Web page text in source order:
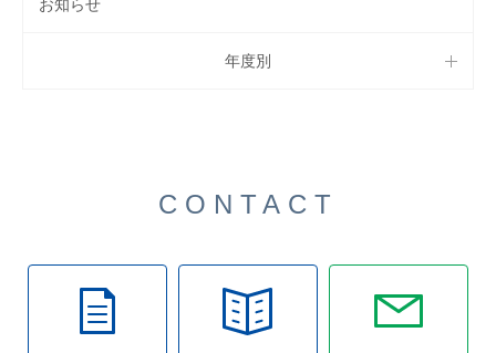
お知らせ
年度別
CONTACT